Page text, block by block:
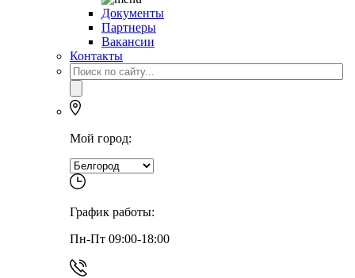
Документы
Партнеры
Вакансии
Контакты
Мой город:
График работы:
Пн-Пт 09:00-18:00